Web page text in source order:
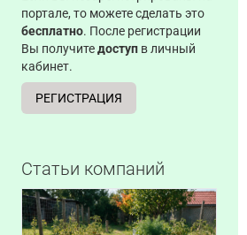
портале, то можете сделать это
бесплатно. После регистрации
Вы получитедоступ в личный
кабинет.
РЕГИСТРАЦИЯ
Статьи компаний